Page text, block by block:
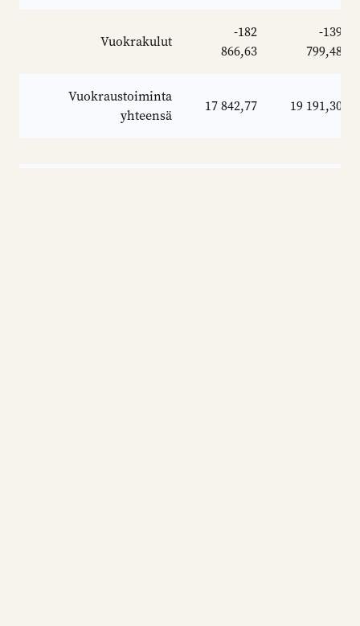
Vuokrakulut
-182
866,63
-139
799,48
Vuokraustoiminta
yhteensä
17 842,77 19 191,30